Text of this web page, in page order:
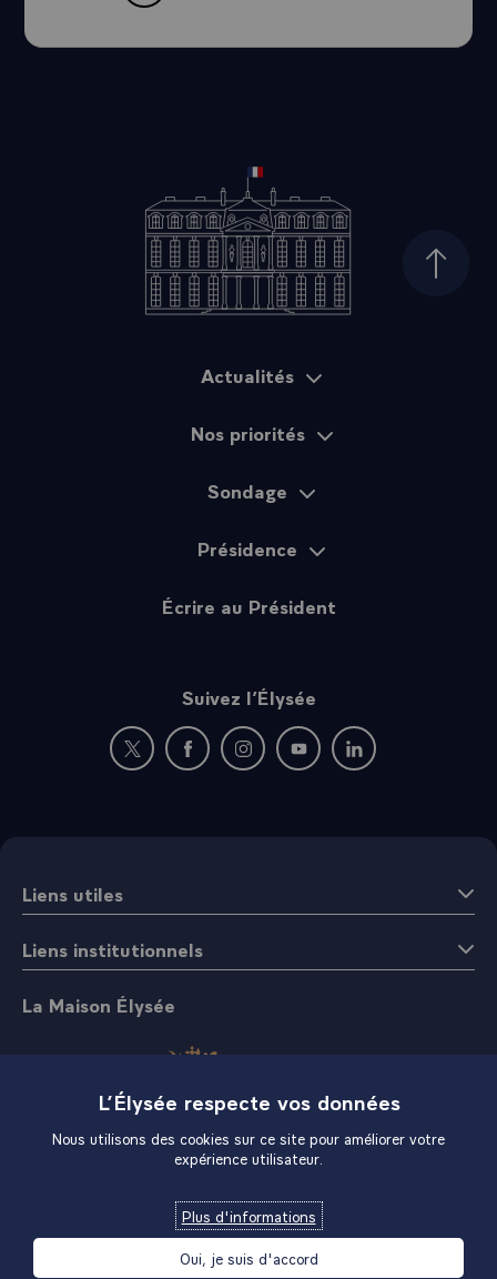
Haut
Actualités
Nos priorités
Sondage
Présidence
Écrire au Président
Suivez l’Élysée
Nouvelle fenêtre : rejoignez-nous sur Twitter
Nouvelle fenêtre : rejoignez-nous sur
Nouvelle fenêtre : rejoignez-nous
Nouvelle fenêtre :
Nouvelle fenêtre :
Liens utiles
Liens institutionnels
La Maison Élysée
L’Élysée respecte vos données
Nous utilisons des cookies sur ce site pour améliorer votre
expérience utilisateur.
Plus d'informations
Oui, je suis d'accord